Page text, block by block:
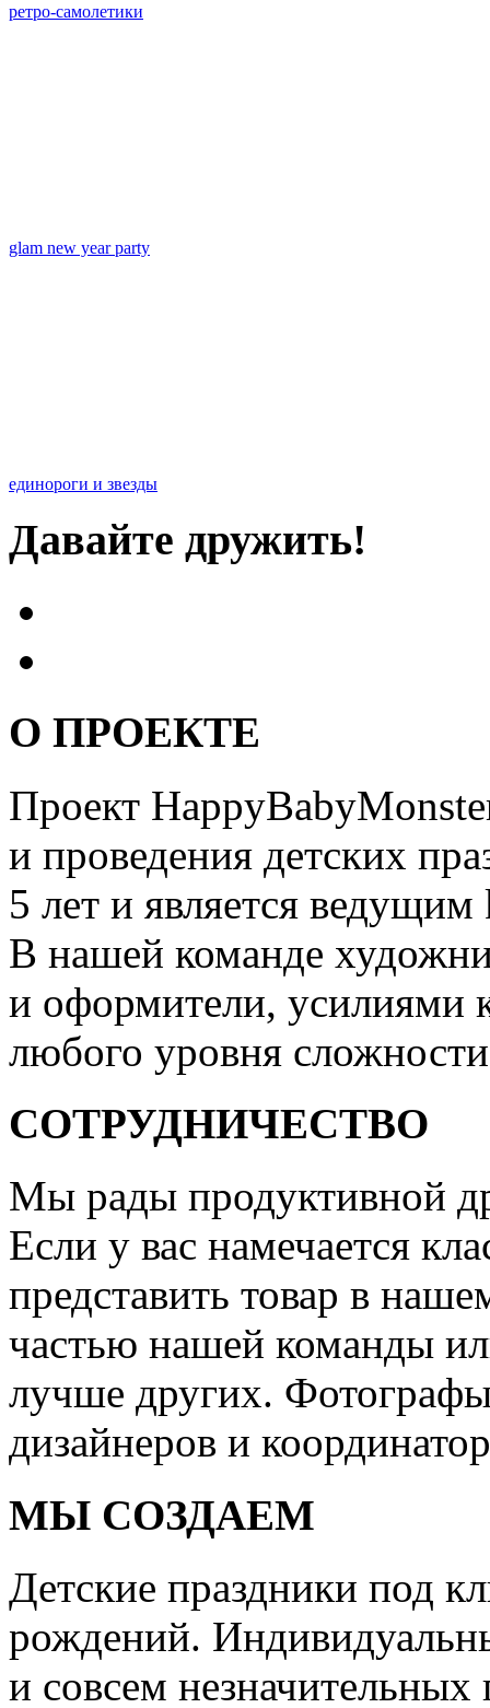
ретро-самолетики
glam new year party
единороги и звезды
Давайте дружить!
О ПРОЕКТЕ
Проект
и проведения детских
5 лет и является
В нашей команде
и оформители, усилиями
любого уровня
СОТРУДНИЧЕСТВО
Мы рады продуктивной
Если у вас намечается
представить товар в
частью нашей команды
лучше других.
дизайнеров и
МЫ СОЗДАЕМ
Детские праздники под
рождений.
и совсем